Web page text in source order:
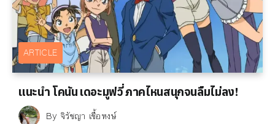
ARTICLE
แนะนำ โคนัน เดอะมูฟวี่ ภาคไหนสนุกจนลืมไม่ลง!
By จิรัชญา เชื้อหงษ์